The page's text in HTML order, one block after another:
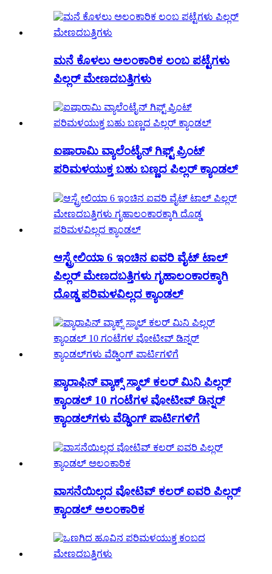
ಮನೆ ಕೊಳಲು ಅಲಂಕಾರಿಕ ಲಂಬ ಪಟ್ಟೆಗಳು
ಪಿಲ್ಲರ್ ಮೇಣದಬತ್ತಿಗಳು
ಐಷಾರಾಮಿ ವ್ಯಾಲೆಂಟೈನ್ ಗಿಫ್ಟ್ ಪ್ರಿಂಟ್
ಪರಿಮಳಯುಕ್ತ ಬಹು ಬಣ್ಣದ ಪಿಲ್ಲರ್ ಕ್ಯಾಂಡಲ್
ಆಸ್ಟ್ರೇಲಿಯಾ 6 ಇಂಚಿನ ಐವರಿ ವೈಟ್ ಟಾಲ್
ಪಿಲ್ಲರ್ ಮೇಣದಬತ್ತಿಗಳು ಗೃಹಾಲಂಕಾರಕ್ಕಾಗಿ
ದೊಡ್ಡ ಪರಿಮಳವಿಲ್ಲದ ಕ್ಯಾಂಡಲ್
ಪ್ಯಾರಾಫಿನ್ ವ್ಯಾಕ್ಸ್ ಸ್ಮಾಲ್ ಕಲರ್ ಮಿನಿ ಪಿಲ್ಲರ್
ಕ್ಯಾಂಡಲ್ 10 ಗಂಟೆಗಳ ವೋಟೀವ್ ಡಿನ್ನರ್
ಕ್ಯಾಂಡಲ್‌ಗಳು ವೆಡ್ಡಿಂಗ್ ಪಾರ್ಟಿಗಳಿಗೆ
ವಾಸನೆಯಿಲ್ಲದ ವೋಟಿವ್ ಕಲರ್ ಐವರಿ ಪಿಲ್ಲರ್
ಕ್ಯಾಂಡಲ್ ಅಲಂಕಾರಿಕ